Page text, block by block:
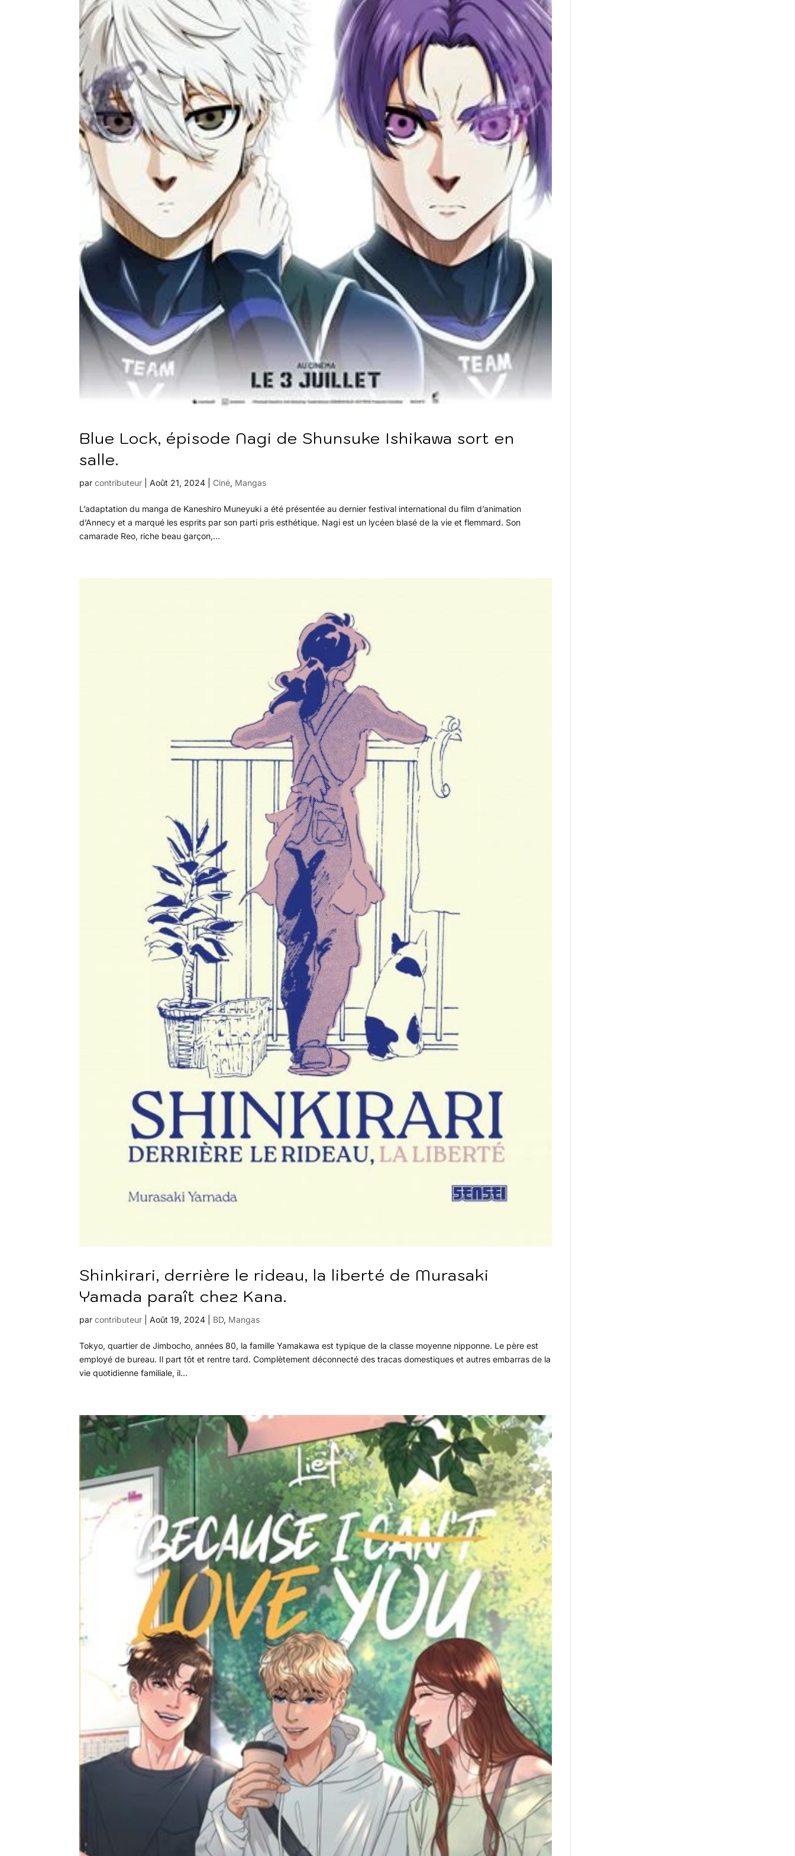
Blue Lock, épisode Nagi de Shunsuke Ishikawa sort en
salle.
parcontributeur |Août 21, 2024 Ciné, Mangas
L’adaptation du manga de Kaneshiro Muneyuki a été présentée au dernier festival international du film d’animation
d’Annecy et a marqué les esprits par son parti pris esthétique. Nagi est un lycéen blasé de la vie et flemmard. Son
camarade Reo, riche beau garçon,...
Shinkirari, derrière le rideau, la liberté de Murasaki
Yamada paraît chez Kana.
parcontributeur |Août 19, 2024 BD, Mangas
Tokyo, quartier de Jimbocho, années 80, la famille Yamakawa est typique de la classe moyenne nipponne. Le père est
employé de bureau. Il part tôt et rentre tard. Complètement déconnecté des tracas domestiques et autres embarras de la
vie quotidienne familiale, il...